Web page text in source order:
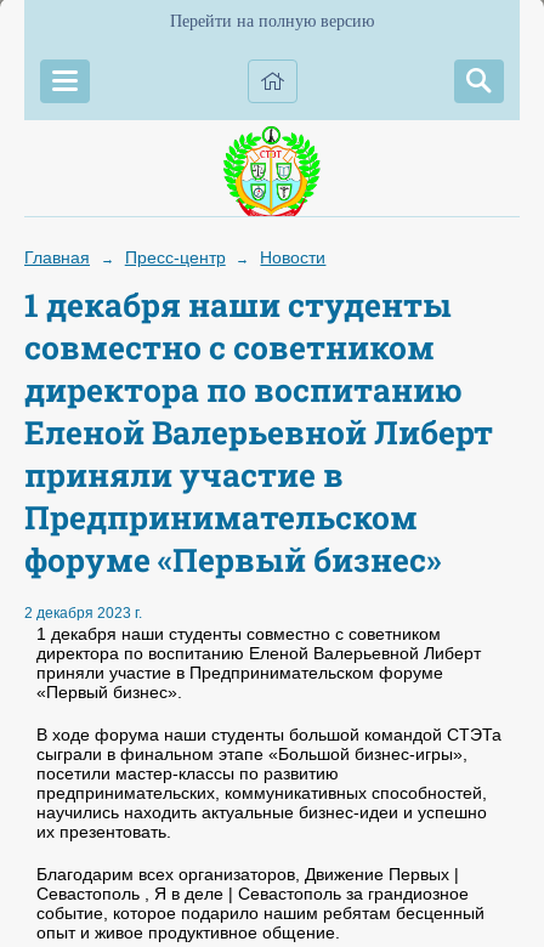
Перейти на полную версию
Главная → Пресс-центр → Новости
1 декабря наши студенты
совместно с советником
директора по воспитанию
Еленой Валерьевной Либерт
приняли участие в
Предпринимательском
форуме «Первый бизнес»
2 декабря 2023 г.
1 декабря наши студенты совместно с советником
директора по воспитанию Еленой Валерьевной Либерт
приняли участие в Предпринимательском форуме
«Первый бизнес».
В ходе форума наши студенты большой командой СТЭТа
сыграли в финальном этапе «Большой бизнес-игры»,
посетили мастер-классы по развитию
предпринимательских, коммуникативных способностей,
научились находить актуальные бизнес-идеи и успешно
их презентовать.
Благодарим всех организаторов, Движение Первых |
Севастополь , Я в деле | Севастополь за грандиозное
событие, которое подарило нашим ребятам бесценный
опыт и живое продуктивное общение.